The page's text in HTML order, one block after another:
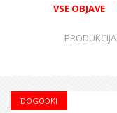
VSE OBJAVE
PRODUKCIJA
DOGODKI